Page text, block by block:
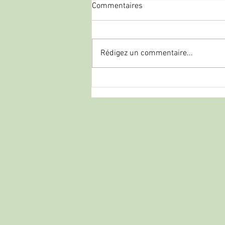
Commentaires
Rédigez un commentaire...